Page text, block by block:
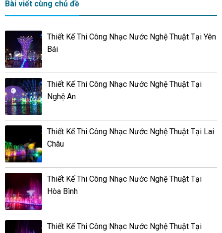
Bài viết cùng chủ đề
Thiết Kế Thi Công Nhạc Nước Nghệ Thuật Tại Yên
Bái
Thiết Kế Thi Công Nhạc Nước Nghệ Thuật Tại
Nghệ An
Thiết Kế Thi Công Nhạc Nước Nghệ Thuật Tại Lai
Châu
Thiết Kế Thi Công Nhạc Nước Nghệ Thuật Tại
Hòa Bình
Thiết Kế Thi Công Nhạc Nước Nghệ Thuật Tại